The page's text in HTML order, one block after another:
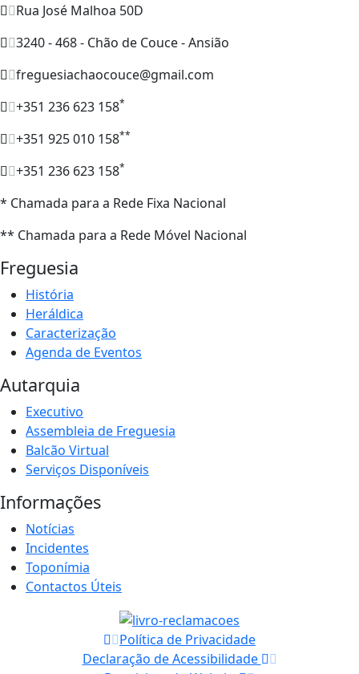
Rua José Malhoa 50D
3240 - 468 - Chão de Couce - Ansião
freguesiachaocouce@gmail.com
+351 236 623 158*
+351 925 010 158**
+351 236 623 158*
* Chamada para a Rede Fixa Nacional
** Chamada para a Rede Móvel Nacional
Freguesia
História
Heráldica
Caracterização
Agenda de Eventos
Autarquia
Executivo
Assembleia de Freguesia
Balcão Virtual
Serviços Disponíveis
Informações
Notícias
Incidentes
Toponímia
Contactos Úteis
Política de Privacidade
Declaração de Acessibilidade